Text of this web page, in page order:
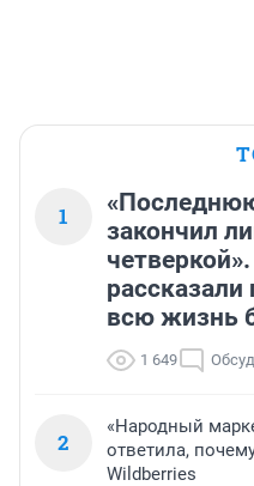
1
закончил
всю жизнь
1 649
2
«Народный
ответила,
Wildberries